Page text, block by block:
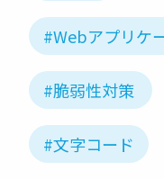
#Webアプリケ
#脆弱性対策
#文字コード